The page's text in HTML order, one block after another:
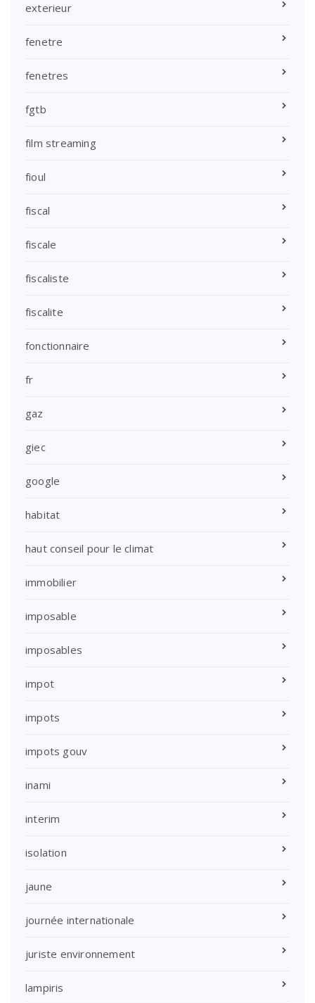
exterieur
fenetre
fenetres
fgtb
film streaming
fioul
fiscal
fiscale
fiscaliste
fiscalite
fonctionnaire
fr
gaz
giec
google
habitat
haut conseil pour le climat
immobilier
imposable
imposables
impot
impots
impots gouv
inami
interim
isolation
jaune
journée internationale
juriste environnement
lampiris